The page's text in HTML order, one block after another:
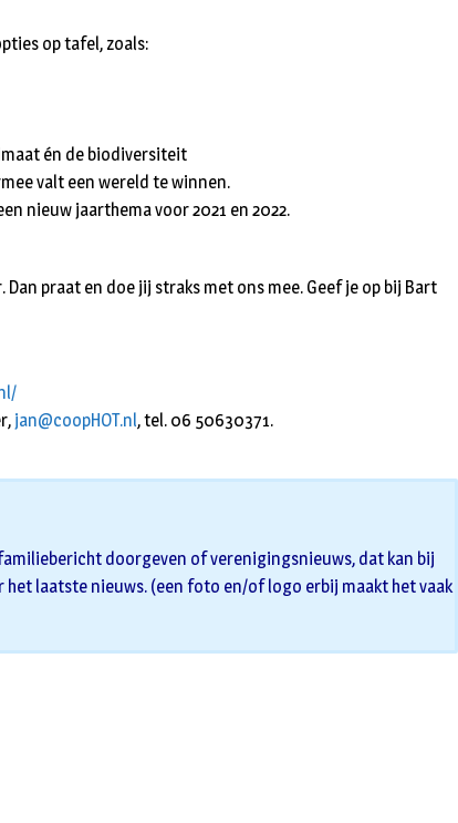
op tafel, zoals:
én de biodiversiteit
valt een wereld te winnen.
nieuw jaarthema voor 2021 en 2022.
Dan praat en doe jij straks met ons mee. Geef je op bij Bart
jan@coopHOT.nl, tel. 06 50630371.
doorgeven of verenigingsnieuws, dat kan bij
het laatste nieuws. (een foto en/of logo erbij maakt het vaak